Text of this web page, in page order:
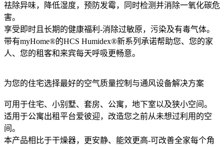
祛除异味，降低湿度，预防发霉，同时检测并消除一氧化碳危
害。
享受即时且长期的健康福利-消除过敏原，污染及有毒气体。
带有myHome®的HCS Humidex®新系列承诺帮助您、您的家
人、您的租客和来宾每天呼吸更畅意。
为您的住宅选择最好的空气质量控制与通风设备解决方案
可用于住宅、小别墅、套房、公寓，地下室以及狭小空间。
适用于公寓出租平台爱彼迎，改造您之前从未想过利用的空
间。
本产品相比于干燥器，更安静、能效更高-可改善全家每个角